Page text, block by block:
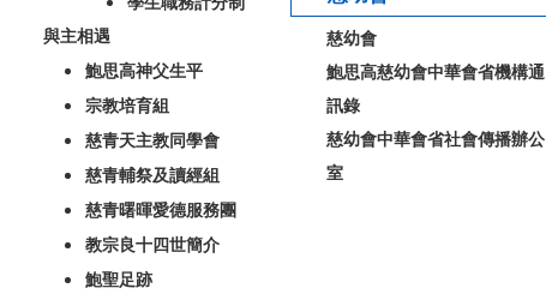
與主相遇
鮑思高神父生平
宗教培育組
慈青天主教同學會
慈青輔祭及讀經組
慈青曙暉愛德服務團
教宗良十四世簡介
鮑聖足跡
慈幼會
鮑思高慈幼會中華會省機構通
訊錄
慈幼會中華會省社會傳播辦公
室